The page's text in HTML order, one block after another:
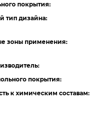
покрытия:
тип дизайна:
зоны применения:
покрытия:
к химическим составам: